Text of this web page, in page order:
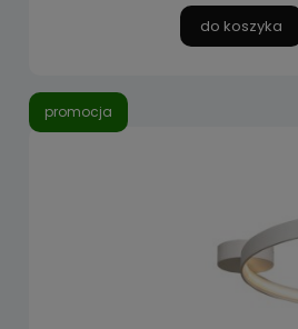
do koszyka
promocja